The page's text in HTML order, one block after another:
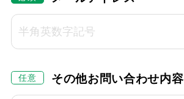
その他お問い合わせ内容